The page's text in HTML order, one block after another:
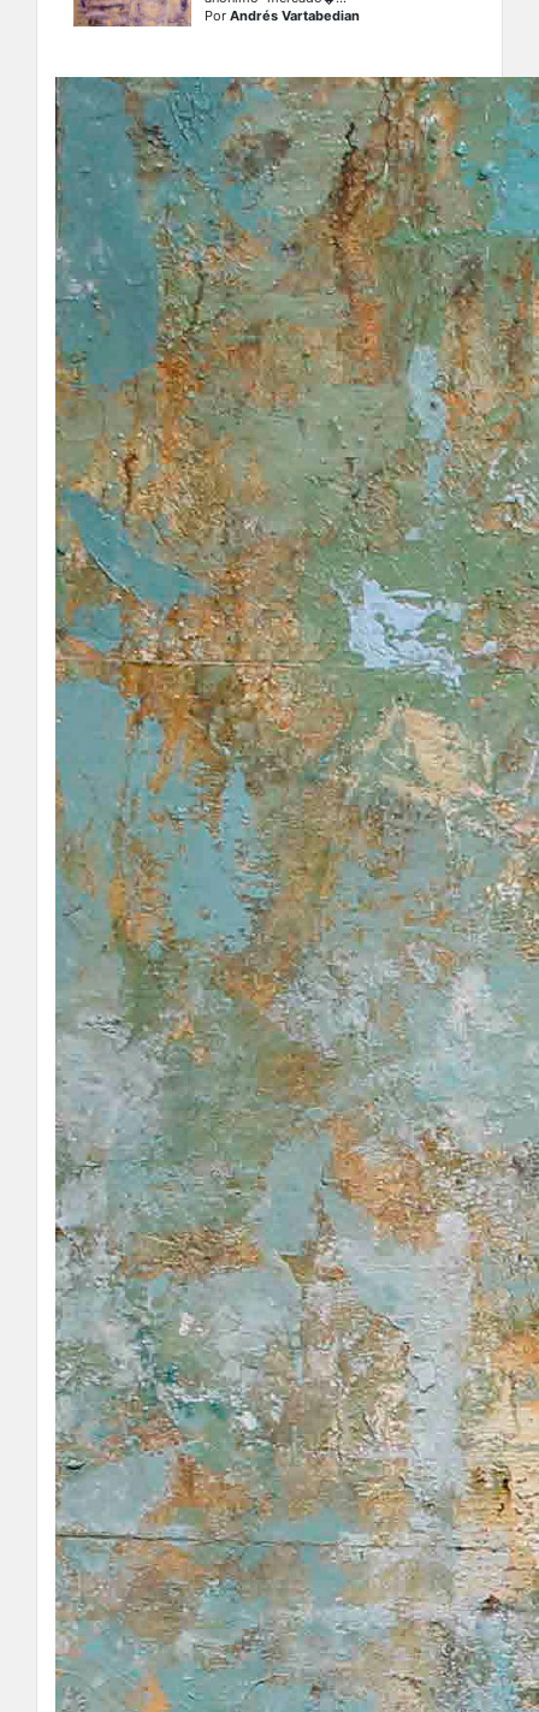
PorAndrés Vartabedian